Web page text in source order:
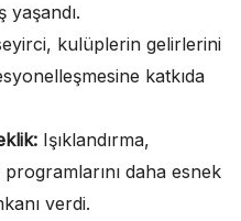
yaşandı.
kulüplerin gelirlerini
katkıda
Işıklandırma,
daha esnek
verdi.